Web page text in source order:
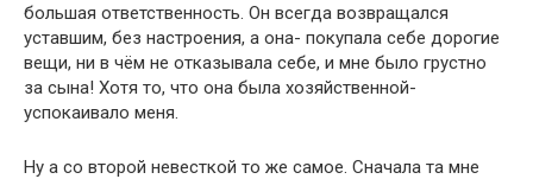
большая ответственность. Он всегда возвращался
уставшим, без настроения, а она- покупала себе дорогие
вещи, ни в чём не отказывала себе, и мне было грустно
за сына! Хотя то, что она была хозяйственной-
успокаивало меня.
Ну а со второй невесткой то же самое. Сначала та мне